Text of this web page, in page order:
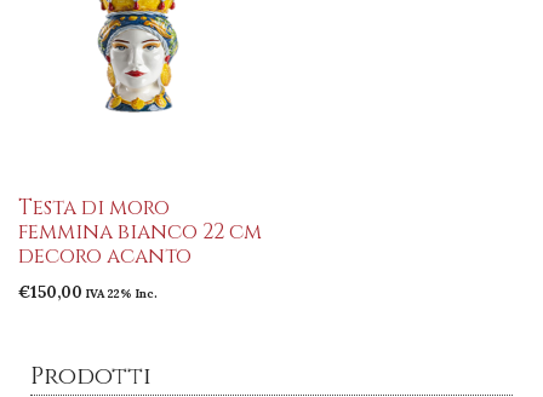
Testa di moro
femmina bianco 22 cm
decoro acanto
€150,00 IVA 22% Inc.
Prodotti